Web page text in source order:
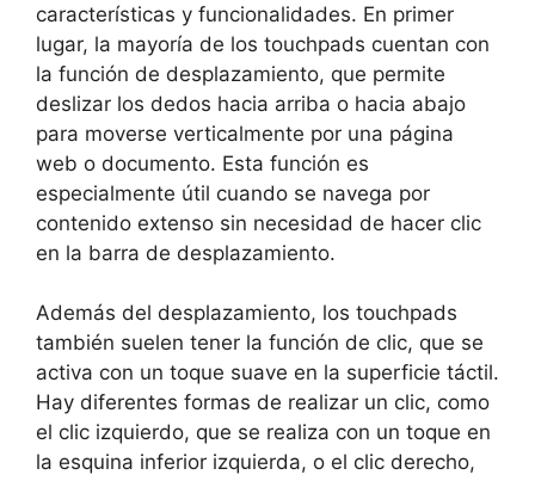
características ⁤y funcionalidades. ​En primer
lugar, la mayoría de los​ touchpads cuentan con
la función de desplazamiento, que‌ permite
deslizar⁣ los dedos hacia arriba o hacia​ abajo
para moverse verticalmente por una página
web ‍o ⁢documento. Esta función⁢ es
especialmente ⁢útil cuando se navega por
contenido extenso sin necesidad de hacer clic
en ​la barra de desplazamiento.
Además del ⁤desplazamiento, ⁣los touchpads
también suelen ‍tener la​ función de ⁢clic, que⁢ se‍
activa con un toque suave en la superficie táctil.
Hay ⁤diferentes formas de‍ realizar⁤ un clic, como
el clic izquierdo, que se‌ realiza con un ‍toque ‌en
la esquina⁤ inferior izquierda, o el clic derecho,